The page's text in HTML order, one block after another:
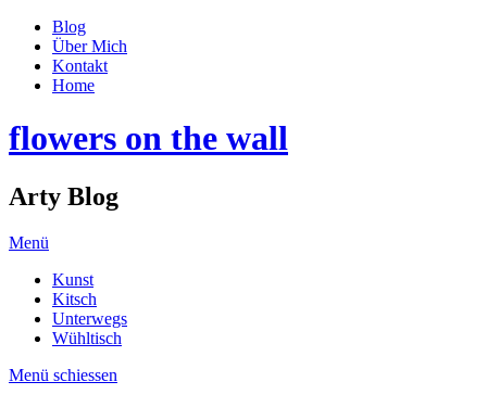
Blog
Über Mich
Kontakt
Home
flowers on the wall
Arty Blog
Menü
Kunst
Kitsch
Unterwegs
Wühltisch
Menü schiessen